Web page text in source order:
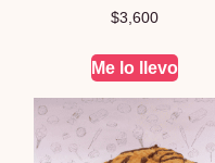
$3,600
Me lo llevo